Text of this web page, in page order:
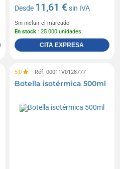
Desde 11,61 €sin IVA
Sin incluir el marcado
En stock : 25 000 unidades
CITA EXPRESA
5,0 Réf. 00011V0128777
Botella isotérmica 500ml